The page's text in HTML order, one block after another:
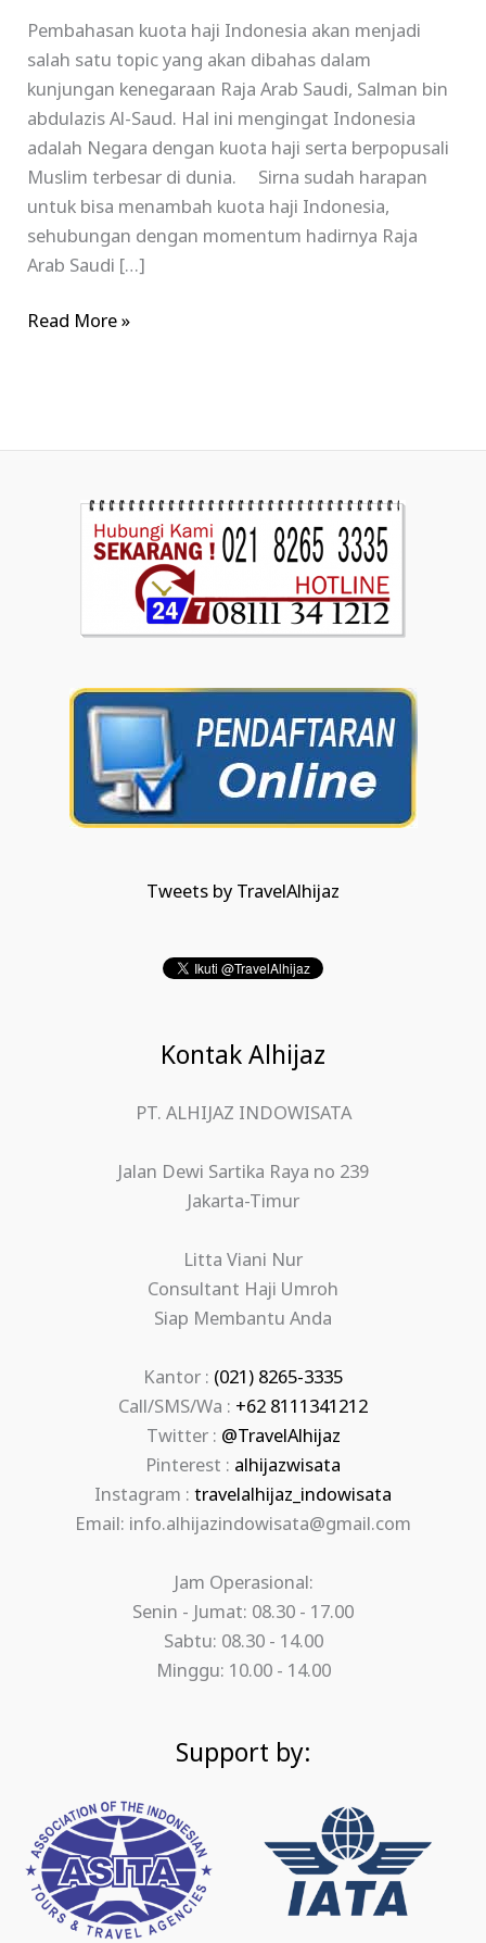
Pembahasan kuota haji Indonesia akan menjadi
salah satu topic yang akan dibahas dalam
kunjungan kenegaraan Raja Arab Saudi, Salman bin
abdulazis Al-Saud. Hal ini mengingat Indonesia
adalah Negara dengan kuota haji serta berpopusali
Muslim terbesar di dunia. Sirna sudah harapan
untuk bisa menambah kuota haji Indonesia,
sehubungan dengan momentum hadirnya Raja
Arab Saudi […]
Read More »
Tweets by TravelAlhijaz
Kontak Alhijaz
PT. ALHIJAZ INDOWISATA
Jalan Dewi Sartika Raya no 239
Jakarta-Timur
Litta Viani Nur
Consultant Haji Umroh
Siap Membantu Anda
Kantor : (021) 8265-3335
Call/SMS/Wa : +62 8111341212
Twitter : @TravelAlhijaz
Pinterest : alhijazwisata
Instagram : travelalhijaz_indowisata
Email: info.alhijazindowisata@gmail.com
Jam Operasional:
Senin - Jumat: 08.30 - 17.00
Sabtu: 08.30 - 14.00
Minggu: 10.00 - 14.00
Support by: